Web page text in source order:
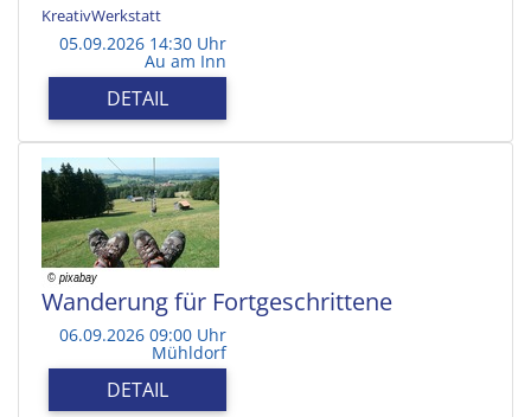
KreativWerkstatt
05.09.2026 14:30 Uhr
Au am Inn
DETAIL
Wanderung für Fortgeschrittene
06.09.2026 09:00 Uhr
Mühldorf
DETAIL